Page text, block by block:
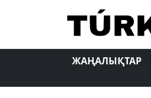
ЖАҢАЛЫҚТАР